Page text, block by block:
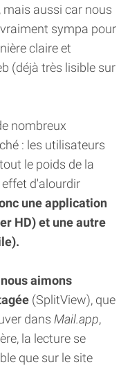
mais aussi car nous
sympa pour
claire et
(déjà très lisible sur
nombreux
: les utilisateurs
le poids de la
d'alourdir
une application
HD) et une autre
nous aimons
(SplitView), que
dans Mail.app,
la lecture se
que sur le site